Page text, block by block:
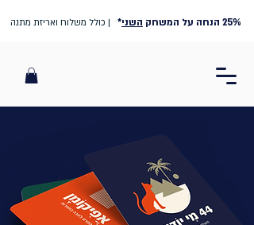
25% הנחה על המשחק השני* | כולל משלוח ואריזת מתנה